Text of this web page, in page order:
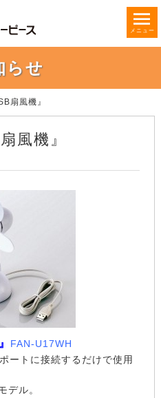
メニュー
らせ
扇風機』
風機』
FAN-U17WH
ートに接続するだけで使用
デル。